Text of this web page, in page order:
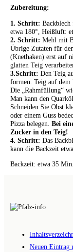
Zubereitung:
1. Schritt:
etwa 180°, Heißluft:
2. Schritt: Mehl mit
Übrige Zutaten für
(Knethaken) erst auf
glatten Teig
3.Schritt: Den Teig
formen. Teig auf dem
Die „Rahmfüllung“
Man kann den
Schneiden Sie Obst
oder einem Guss
Pizza belegen. Bei
Zucker in den Teig!
4. Schritt: Das
kann die Backzeit
Backzeit: etwa 35 Min.
Neuen Eintrag